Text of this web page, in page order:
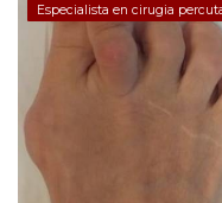
Especialista en cirugia